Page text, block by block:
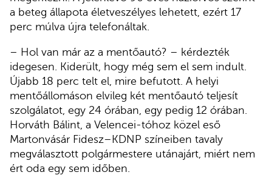
a beteg állapota életveszélyes lehetett, ezért 17
perc múlva újra telefonáltak.
– Hol van már az a mentőautó? – kérdezték
idegesen. Kiderült, hogy még sem el sem indult.
Újabb 18 perc telt el, mire befutott. A helyi
mentőállomáson elvileg két mentőautó teljesít
szolgálatot, egy 24 órában, egy pedig 12 órában.
Horváth Bálint, a Velencei-tóhoz közel eső
Martonvásár Fidesz–KDNP színeiben tavaly
megválasztott polgármestere utánajárt, miért nem
ért oda egy sem időben.